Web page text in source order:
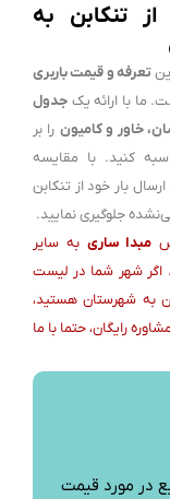
تنکابن به
تعرفه و قیمت باربری
ما با ارائه یک جدول
خاور و کامیون را بر
کنید. با مقایسه
بار خود از تنکابن
جلوگیری نمایید.
مبدا ساری به سایر
شهر شما در لیست
به شهرستان هستید،
رایگان، حتما با ما
در مورد قیمت